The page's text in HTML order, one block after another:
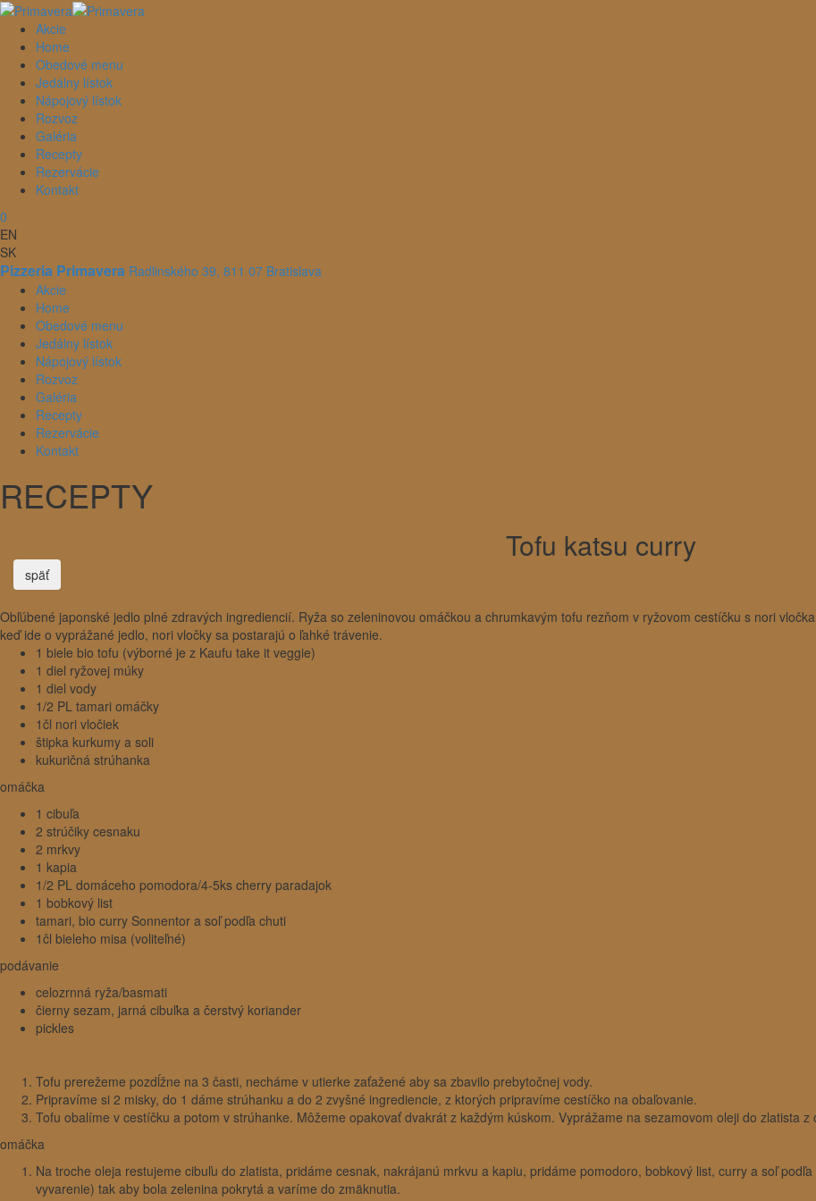
Akcie
Home
Obedové menu
Jedálny lístok
Nápojový lístok
Rozvoz
Galéria
Recepty
Rezervácie
Kontakt
0
EN
SK
Pizzeria Primavera Radlinského 39, 811 07 Bratislava
Akcie
Home
Obedové menu
Jedálny lístok
Nápojový lístok
Rozvoz
Galéria
Recepty
Rezervácie
Kontakt
RECEPTY
Tofu katsu curry
späť
Obľúbené japonské jedlo plné zdravých ingrediencií. Ryža so zeleninovou omáčkou a chrumkavým tofu rezňom v ryžovom cestíčku s nori
keď ide o vyprážané jedlo, nori vločky sa postarajú o ľahké trávenie.
1 biele bio tofu (výborné je z Kaufu take it veggie)
1 diel ryžovej múky
1 diel vody
1/2 PL tamari omáčky
1čl nori vločiek
štipka kurkumy a soli
kukuričná strúhanka
omáčka
1 cibuľa
2 strúčiky cesnaku
2 mrkvy
1 kapia
1/2 PL domáceho pomodora/4-5ks cherry paradajok
1 bobkový list
tamari, bio curry Sonnentor a soľ podľa chuti
1čl bieleho misa (voliteľné)
podávanie
celozrnná ryža/basmati
čierny sezam, jarná cibuľka a čerstvý koriander
pickles
Tofu prerežeme pozdĺžne na 3 časti, necháme v utierke zaťažené aby sa zbavilo prebytočnej vody.
Pripravíme si 2 misky, do 1 dáme strúhanku a do 2 zvyšné ingrediencie, z ktorých pripravíme cestíčko na obaľovanie.
Tofu obalíme v cestíčku a potom v strúhanke. Môžeme opakovať dvakrát z každým kúskom. Vyprážame na sezamovom oleji do zlatista
omáčka
Na troche oleja restujeme cibuľu do zlatista, pridáme cesnak, nakrájanú mrkvu a kapiu, pridáme pomodoro, bobkový list, curry a soľ
vyvarenie) tak aby bola zelenina pokrytá a varíme do zmäknutia.